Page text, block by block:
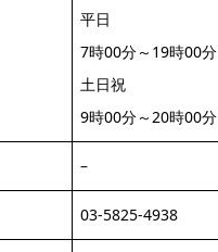
平日
7時00分～19時00分
土日祝
9時00分～20時00分
–
03-5825-4938